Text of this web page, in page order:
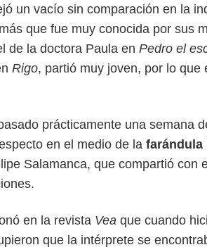
un vacío sin comparación en la
que fue muy conocida por sus
de la doctora Paula en Pedro el
Rigo, partió muy joven, por lo que
prácticamente una semana
en el medio de la farándula
Salamanca, que compartió con
en la revista Vea que cuando
que la intérprete se